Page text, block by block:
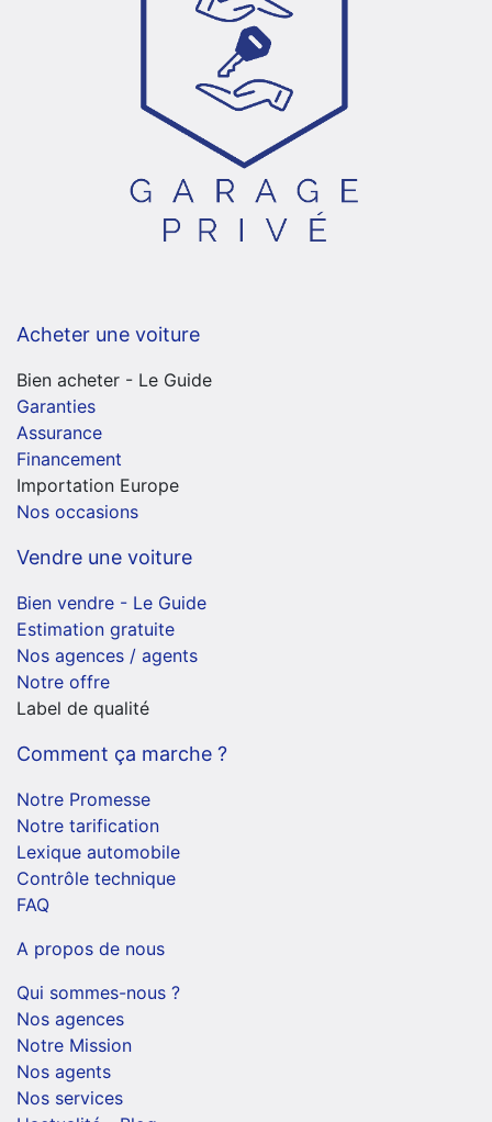
Acheter une voiture
Bien acheter - Le Guide
Garanties
Assurance
Financement
Importation Europe
Nos occasions
Vendre une voiture
Bien vendre - Le Guide
Estimation gratuite
Nos agences / agents
Notre offre
Label de qualité
Comment ça marche ?
Notre Promesse
Notre tarification
Lexique automobile
Contrôle technique
FAQ
A propos de nous
Qui sommes-nous ?
Nos agences
Notre Mission
Nos agents
Nos services